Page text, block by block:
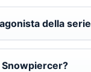
della
Snowpiercer?